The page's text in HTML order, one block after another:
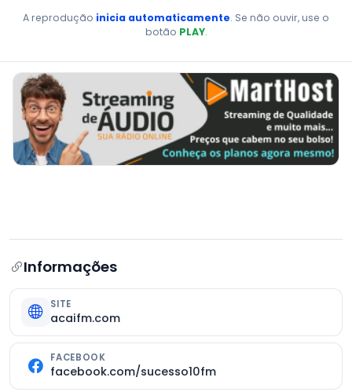
A reprodução inicia automaticamente. Se não ouvir, use o
botão PLAY.
Informações
SITE
acaifm.com
FACEBOOK
facebook.com/sucesso10fm